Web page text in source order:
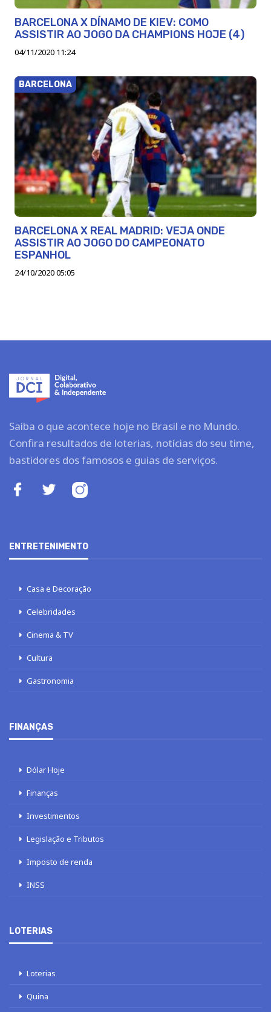
BARCELONA X DÍNAMO DE KIEV: COMO
ASSISTIR AO JOGO DA CHAMPIONS HOJE (4)
04/11/2020 11:24
BARCELONA
BARCELONA X REAL MADRID: VEJA ONDE
ASSISTIR AO JOGO DO CAMPEONATO
ESPANHOL
24/10/2020 05:05
Saiba o que acontece hoje no Brasil e no Mundo.
Confira resultados de loterias, notícias do seu time,
bastidores dos famosos e guias de serviços.
ENTRETENIMENTO
Casa e Decoração
Celebridades
Cinema & TV
Cultura
Gastronomia
FINANÇAS
Dólar Hoje
Finanças
Investimentos
Legislação e Tributos
Imposto de renda
INSS
LOTERIAS
Loterias
Quina